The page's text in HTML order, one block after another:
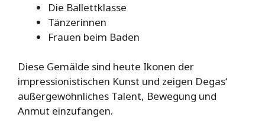
Die Ballettklasse
Tänzerinnen
Frauen beim Baden
Diese Gemälde sind heute Ikonen der
impressionistischen Kunst und zeigen Degas‘
außergewöhnliches Talent, Bewegung und
Anmut einzufangen.